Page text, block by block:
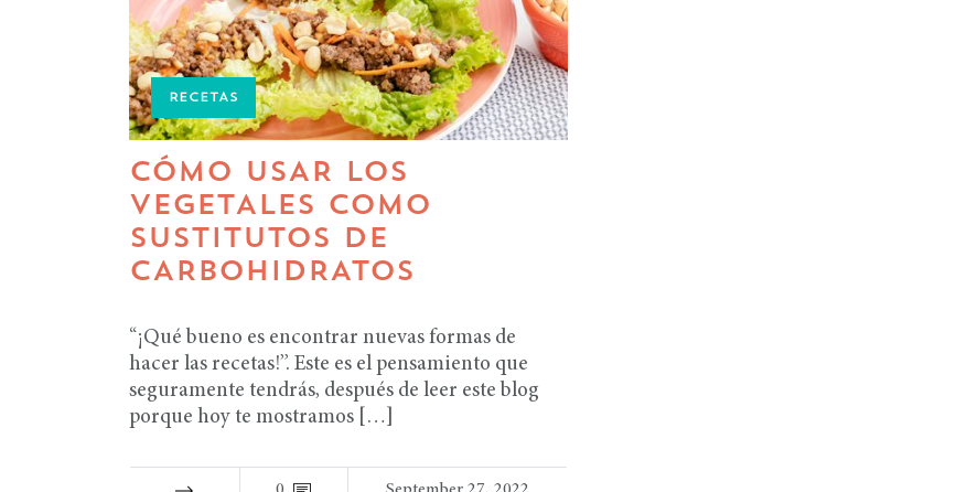
RECETAS
CÓMO USAR LOS
VEGETALES COMO
SUSTITUTOS DE
CARBOHIDRATOS
“¡Qué bueno es encontrar nuevas formas de
hacer las recetas!”. Este es el pensamiento que
seguramente tendrás, después de leer este blog
porque hoy te mostramos […]